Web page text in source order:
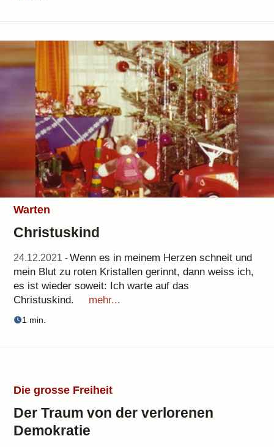
Warten
Christuskind
24.12.2021 -Wenn es in meinem Herzen schneit und
mein Blut zu roten Kristallen gerinnt, dann weiss ich,
es ist wieder soweit: Ich warte auf das
Christuskind.
mehr...
1 min.
Die grosse Freiheit
Der Traum von der verlorenen
Demokratie